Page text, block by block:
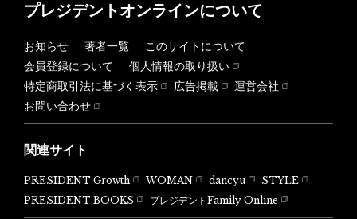
プレジデントオンラインについて
お知らせ 著者一覧
このサイトについて
会員登録について
個人情報の取り扱い
特定商取引法に基づく表示
広告掲載
運営会社
お問い合わせ
関連サイト
PRESIDENT Growth WOMAN dancyu
STYLE
PRESIDENT BOOKS
プレジデントFamily Online